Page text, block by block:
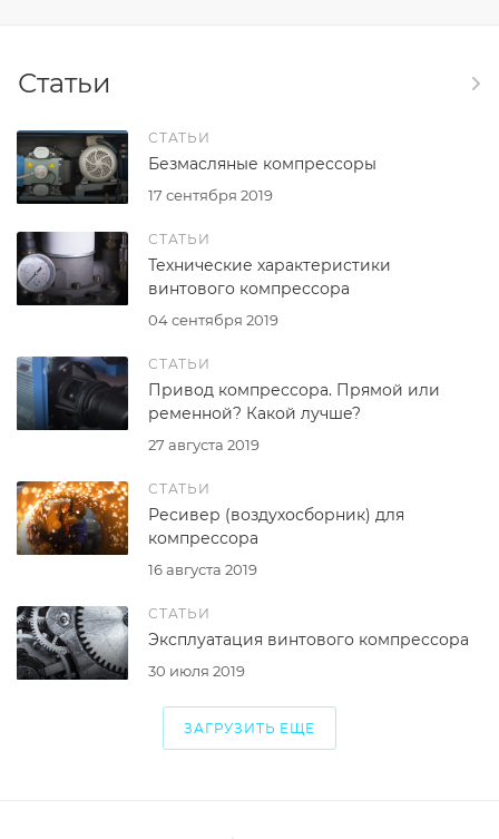
Статьи
СТАТЬИ
17 сентября 2019
Безмасляные компрессоры
СТАТЬИ
04 сентября 2019
Технические характеристики
винтового компрессора
СТАТЬИ
27 августа 2019
Привод компрессора. Прямой или
ременной? Какой лучше?
СТАТЬИ
16 августа 2019
Ресивер (воздухосборник) для
компрессора
СТАТЬИ
30 июля 2019
Эксплуатация винтового компрессора
ЗАГРУЗИТЬ ЕЩЕ